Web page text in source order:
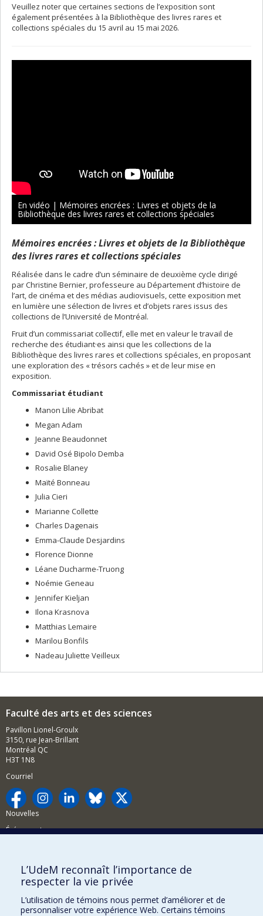
Veuillez noter que certaines sections de l’exposition sont
également présentées à la Bibliothèque des livres rares et
collections spéciales du 15 avril au 15 mai 2026.
En vidéo | Mémoires encrées : Livres et objets de la
Bibliothèque des livres rares et collections spéciales
Mémoires encrées : Livres et objets de la Bibliothèque
des livres rares et collections spéciales
Réalisée dans le cadre d’un séminaire de deuxième cycle dirigé
par Christine Bernier, professeure au Département d’histoire de
l’art, de cinéma et des médias audiovisuels, cette exposition met
en lumière une sélection de livres et d’objets rares issus des
collections de l’Université de Montréal.
Fruit d’un commissariat collectif, elle met en valeur le travail de
recherche des étudiant·es ainsi que les collections de la
Bibliothèque des livres rares et collections spéciales, en proposant
une exploration des « trésors cachés » et de leur mise en
exposition.
Commissariat étudiant
Manon Lilie Abribat
Megan Adam
Jeanne Beaudonnet
David Osé Bipolo Demba
Rosalie Blaney
Maïté Bonneau
Julia Cieri
Marianne Collette
Charles Dagenais
Emma-Claude Desjardins
Florence Dionne
Léane Ducharme-Truong
Noémie Geneau
Jennifer Kieljan
Ilona Krasnova
Matthias Lemaire
Marilou Bonfils
Nadeau Juliette Veilleux
Faculté des arts et des sciences
Pavillon Lionel-Groulx
3150, rue Jean-Brillant
Montréal QC
H3T 1N8
Courriel
Nouvelles
Événements
BESOIN D'AIDE?
Plan du site
Signaler une erreur
L’UdeM reconnaît l’importance de
respecter la vie privée
L’utilisation de témoins nous permet d’améliorer et de
personnaliser votre expérience Web. Certains témoins